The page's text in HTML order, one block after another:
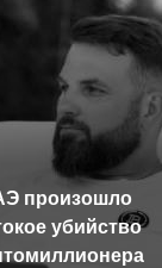
произошло
убийство